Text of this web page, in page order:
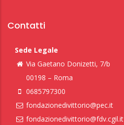
Contatti
Sede Legale
Via Gaetano Donizetti, 7/b
00198 – Roma
0685797300
fondazionedivittorio@pec.it
fondazionedivittorio@fdv.cgil.it